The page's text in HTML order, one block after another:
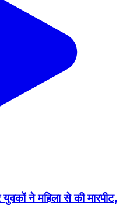
युवकों ने महिला से की मारपीट,